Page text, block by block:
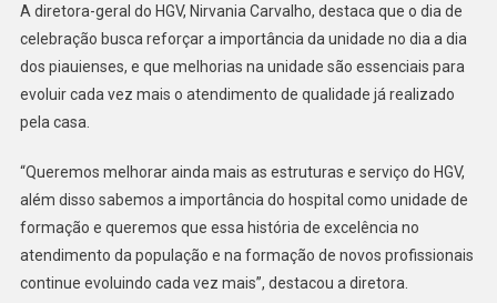
A diretora-geral do HGV, Nirvania Carvalho, destaca que o dia de
celebração busca reforçar a importância da unidade no dia a dia
dos piauienses, e que melhorias na unidade são essenciais para
evoluir cada vez mais o atendimento de qualidade já realizado
pela casa.
“Queremos melhorar ainda mais as estruturas e serviço do HGV,
além disso sabemos a importância do hospital como unidade de
formação e queremos que essa história de excelência no
atendimento da população e na formação de novos profissionais
continue evoluindo cada vez mais”, destacou a diretora.